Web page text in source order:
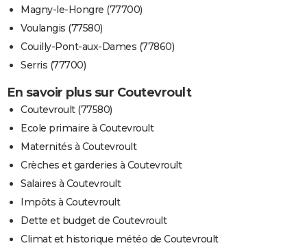
Magny-le-Hongre (77700)
Voulangis (77580)
Couilly-Pont-aux-Dames (77860)
Serris (77700)
En savoir plus sur Coutevroult
Coutevroult (77580)
Ecole primaire à Coutevroult
Maternités à Coutevroult
Crèches et garderies à Coutevroult
Salaires à Coutevroult
Impôts à Coutevroult
Dette et budget de Coutevroult
Climat et historique météo de Coutevroult